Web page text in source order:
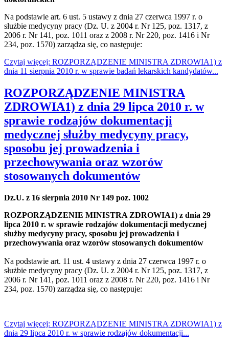
Na podstawie art. 6 ust. 5 ustawy z dnia 27 czerwca 1997 r. o
służbie medycyny pracy (Dz. U. z 2004 r. Nr 125, poz. 1317, z
2006 r. Nr 141, poz. 1011 oraz z 2008 r. Nr 220, poz. 1416 i Nr
234, poz. 1570) zarządza się, co następuje:
Czytaj więcej: ROZPORZĄDZENIE MINISTRA ZDROWIA1) z
dnia 11 sierpnia 2010 r. w sprawie badań lekarskich kandydatów...
ROZPORZĄDZENIE MINISTRA
ZDROWIA1) z dnia 29 lipca 2010 r. w
sprawie rodzajów dokumentacji
medycznej służby medycyny pracy,
sposobu jej prowadzenia i
przechowywania oraz wzorów
stosowanych dokumentów
Dz.U. z 16 sierpnia 2010 Nr 149 poz. 1002
ROZPORZĄDZENIE MINISTRA ZDROWIA1) z dnia 29
lipca 2010 r. w sprawie rodzajów dokumentacji medycznej
służby medycyny pracy, sposobu jej prowadzenia i
przechowywania oraz wzorów stosowanych dokumentów
Na podstawie art. 11 ust. 4 ustawy z dnia 27 czerwca 1997 r. o
służbie medycyny pracy (Dz. U. z 2004 r. Nr 125, poz. 1317, z
2006 r. Nr 141, poz. 1011 oraz z 2008 r. Nr 220, poz. 1416 i Nr
234, poz. 1570) zarządza się, co następuje:
Czytaj więcej: ROZPORZĄDZENIE MINISTRA ZDROWIA1) z
dnia 29 lipca 2010 r. w sprawie rodzajów dokumentacji...